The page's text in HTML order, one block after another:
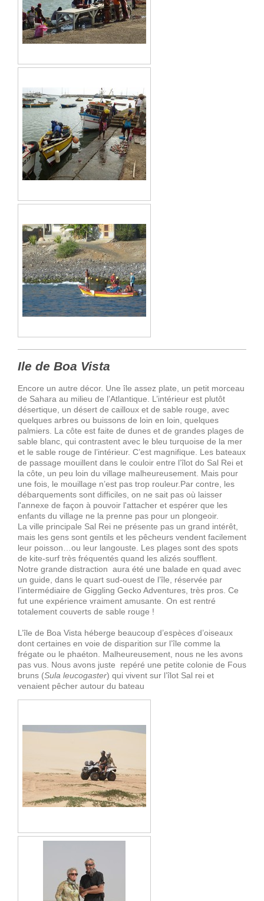
Ile de Boa Vista
Encore un autre décor. Une île assez plate, un petit morceau
de Sahara au milieu de l’Atlantique. L’intérieur est plutôt
désertique, un désert de cailloux et de sable rouge, avec
quelques arbres ou buissons de loin en loin, quelques
palmiers. La côte est faite de dunes et de grandes plages de
sable blanc, qui contrastent avec le bleu turquoise de la mer
et le sable rouge de l’intérieur. C’est magnifique. Les bateaux
de passage mouillent dans le couloir entre l’îlot do Sal Rei et
la côte, un peu loin du village malheureusement. Mais pour
une fois, le mouillage n’est pas trop rouleur.Par contre, les
débarquements sont difficiles, on ne sait pas où laisser
l'annexe de façon à pouvoir l'attacher et espérer que les
enfants du village ne la prenne pas pour un plongeoir.
La ville principale Sal Rei ne présente pas un grand intérêt,
mais les gens sont gentils et les pêcheurs vendent facilement
leur poisson…ou leur langouste. Les plages sont des spots
de kite-surf très fréquentés quand les alizés soufflent.
Notre grande distraction aura été une balade en quad avec
un guide, dans le quart sud-ouest de l’île, réservée par
l’intermédiaire de Giggling Gecko Adventures, très pros. Ce
fut une expérience vraiment amusante. On est rentré
totalement couverts de sable rouge !
L’île de Boa Vista héberge beaucoup d’espèces d’oiseaux
dont certaines en voie de disparition sur l’île comme la
frégate ou le phaéton. Malheureusement, nous ne les avons
pas vus. Nous avons juste repéré une petite colonie de Fous
bruns (Sula leucogaster) qui vivent sur l’îlot Sal rei et
venaient pêcher autour du bateau